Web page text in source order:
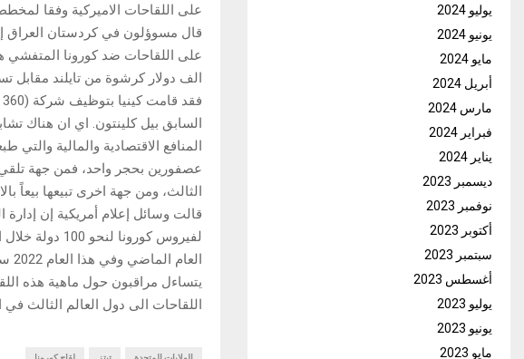
قال مسوؤلون في كردستان العراق
الف دولار كرشوة من تايلند مقابل
السابق بيل كلينتون. اي ان هناك
المنافع الاقتصادية والمالية
عصفورين بحجر واحد، فمن جهة تلقي
الثالث، ومن جهة اخرى تبيعها بيعاً
يتساءل مراقبون حول ماهية هذه
اللقاحات الى دول العالم الثالث في
يوليو 2024
يونيو 2024
مايو 2024
أبريل 2024
مارس 2024
فبراير 2024
يناير 2024
ديسمبر 2023
نوفمبر 2023
أكتوبر 2023
سبتمبر 2023
أغسطس 2023
يوليو 2023
يونيو 2023
مايو 2023